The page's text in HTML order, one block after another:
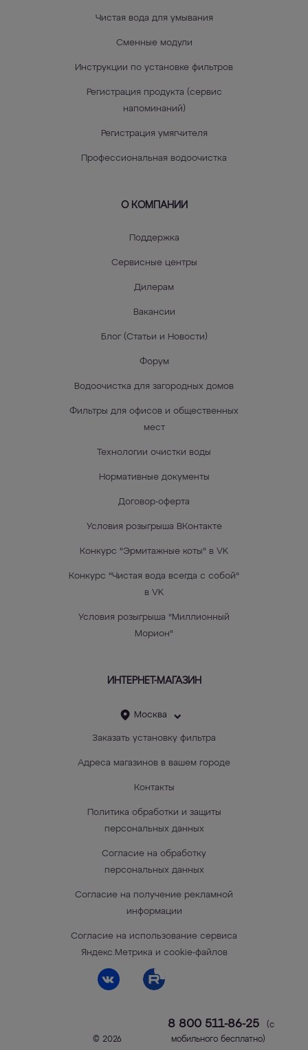
Чистая вода для умывания
Сменные модули
Инструкции по установке фильтров
Регистрация продукта (сервис
напоминаний)
Регистрация умягчителя
Профессиональная водоочистка
О КОМПАНИИ
Поддержка
Сервисные центры
Дилерам
Вакансии
Блог (Статьи и Новости)
Форум
Водоочистка для загородных домов
Фильтры для офисов и общественных
мест
Технологии очистки воды
Нормативные документы
Договор-оферта
Условия розыгрыша ВКонтакте
Конкурс "Эрмитажные коты" в VK
Конкурс "Чистая вода всегда с собой"
в VK
Условия розыгрыша "Миллионный
Морион"
ИНТЕРНЕТ-МАГАЗИН
Москва
Заказать установку фильтра
Адреса магазинов в вашем городе
Контакты
Политика обработки и защиты
персональных данных
Согласие на обработку
персональных данных
Согласие на получение рекламной
информации
Согласие на использование сервиса
Яндекс.Метрика и cookie-файлов
© 2026
8 800 511-86-25
(с
мобильного бесплатно)